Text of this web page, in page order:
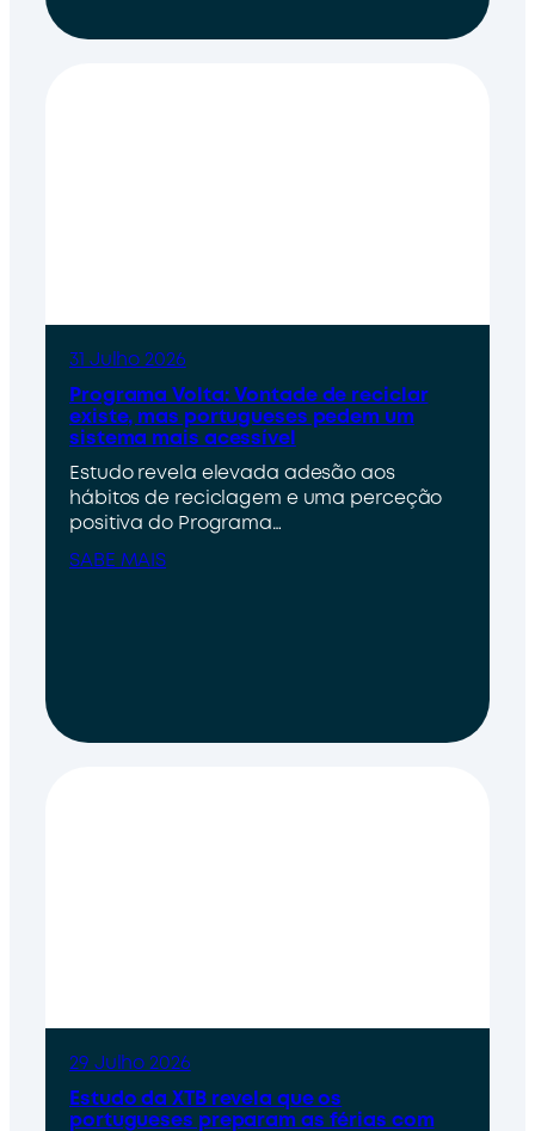
31 Julho 2026
Programa Volta: Vontade de reciclar
existe, mas portugueses pedem um
sistema mais acessível
Estudo revela elevada adesão aos
hábitos de reciclagem e uma perceção
positiva do Programa…
SABE MAIS
29 Julho 2026
Estudo da XTB revela que os
portugueses preparam as férias com